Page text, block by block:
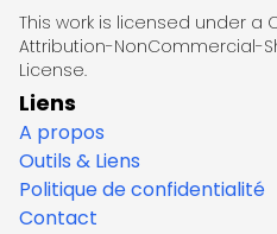
This work is licensed under a
Attribution-NonCommercial-
License.
Liens
A propos
Outils & Liens
Politique de confidentialité
Contact